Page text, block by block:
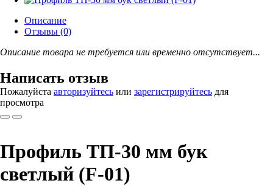
Описание
Отзывы (0)
Описание товара не требуется или временно отсутствует...
Написать отзыв
Пожалуйста авторизуйтесь или зарегистрируйтесь для
просмотра
Профиль ТП-30 мм бук
светлый (F-01)